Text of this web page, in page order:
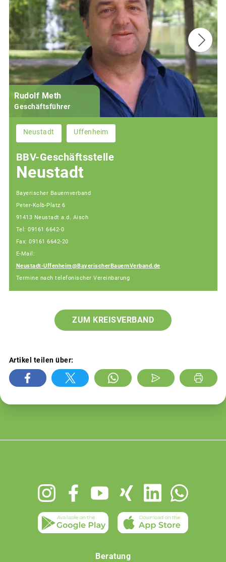
Rudolf Meth
Geschäftsführer
Neustadt Uffenheim
BBV-Geschäftsstelle
Neustadt
Bayerischer Bauernverband
Peter-Kolb-Platz 6
91413 Neustadt a.d. Aisch
Tel: 09161 6642-0
Fax: 09161 6642-20
E-Mail:
Neustadt-Uffenheim@BayerischerBauernVerband.de
Termine nach telefonischer Vereinbarung
ZUM KREISVERBAND
Artikel teilen über:
Beratung